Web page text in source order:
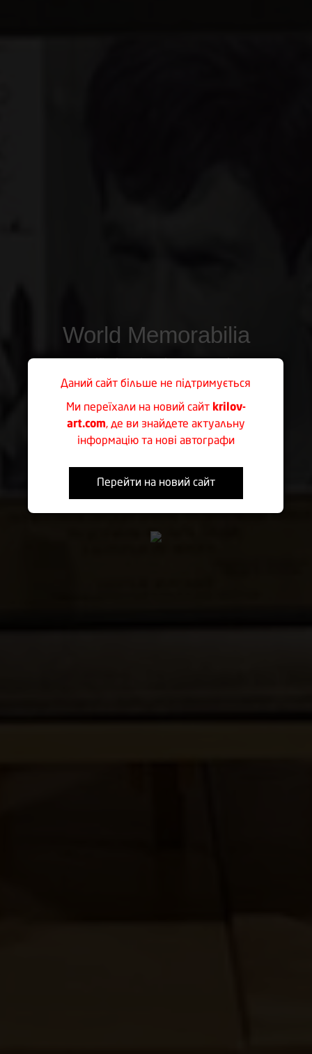
World Memorabilia
Certified Authentic Autographs
Private Collection of Alexander Krilov
Los Angeles, USA
Перейти у каталог
Даний сайт більше не підтримується
Ми переїхали на новий сайт krilov-
art.com, де ви знайдете актуальну
інформацію та нові автографи
Перейти на новий сайт